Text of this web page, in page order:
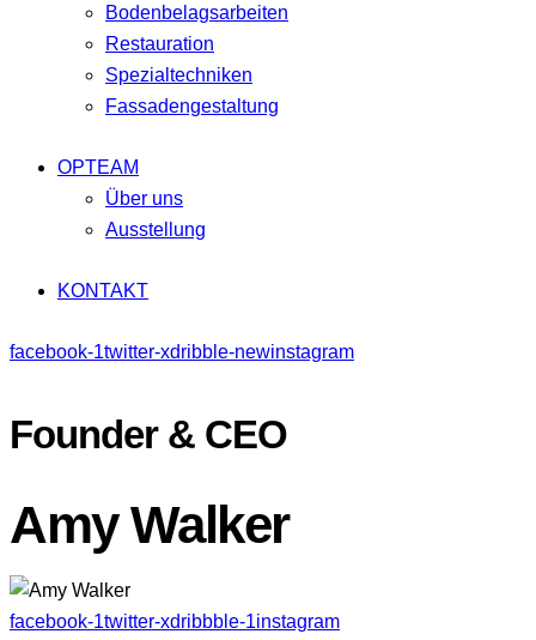
Bodenbelagsarbeiten
Restauration
Spezialtechniken
Fassadengestaltung
OPTEAM
Über uns
Ausstellung
KONTAKT
facebook-1twitter-xdribble-newinstagram
Founder & CEO
Amy Walker
facebook-1twitter-xdribbble-1instagram